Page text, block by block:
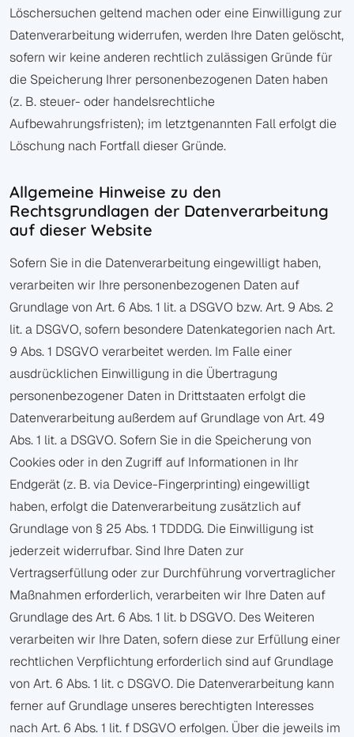
Löschersuchen geltend machen oder eine Einwilligung zur
Datenverarbeitung widerrufen, werden Ihre Daten gelöscht,
sofern wir keine anderen rechtlich zulässigen Gründe für
die Speicherung Ihrer personenbezogenen Daten haben
(z. B. steuer- oder handelsrechtliche
Aufbewahrungsfristen); im letztgenannten Fall erfolgt die
Löschung nach Fortfall dieser Gründe.
Allgemeine Hinweise zu den
Rechtsgrundlagen der Datenverarbeitung
auf dieser Website
Sofern Sie in die Datenverarbeitung eingewilligt haben,
verarbeiten wir Ihre personenbezogenen Daten auf
Grundlage von Art. 6 Abs. 1 lit. a DSGVO bzw. Art. 9 Abs. 2
lit. a DSGVO, sofern besondere Datenkategorien nach Art.
9 Abs. 1 DSGVO verarbeitet werden. Im Falle einer
ausdrücklichen Einwilligung in die Übertragung
personenbezogener Daten in Drittstaaten erfolgt die
Datenverarbeitung außerdem auf Grundlage von Art. 49
Abs. 1 lit. a DSGVO. Sofern Sie in die Speicherung von
Cookies oder in den Zugriff auf Informationen in Ihr
Endgerät (z. B. via Device-Fingerprinting) eingewilligt
haben, erfolgt die Datenverarbeitung zusätzlich auf
Grundlage von § 25 Abs. 1 TDDDG. Die Einwilligung ist
jederzeit widerrufbar. Sind Ihre Daten zur
Vertragserfüllung oder zur Durchführung vorvertraglicher
Maßnahmen erforderlich, verarbeiten wir Ihre Daten auf
Grundlage des Art. 6 Abs. 1 lit. b DSGVO. Des Weiteren
verarbeiten wir Ihre Daten, sofern diese zur Erfüllung einer
rechtlichen Verpflichtung erforderlich sind auf Grundlage
von Art. 6 Abs. 1 lit. c DSGVO. Die Datenverarbeitung kann
ferner auf Grundlage unseres berechtigten Interesses
nach Art. 6 Abs. 1 lit. f DSGVO erfolgen. Über die jeweils im